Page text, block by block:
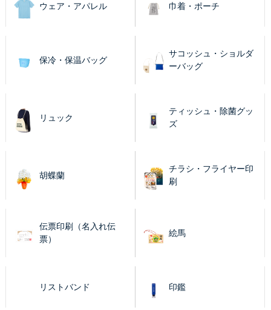
ウェア・アパレル 巾着・ポーチ
保冷・保温バッグ
サコッシュ・ショルダ
ーバッグ
リュック
ティッシュ・除菌グッ
ズ
胡蝶蘭
チラシ・フライヤー印
刷
伝票印刷（名入れ伝
票）
絵馬
リストバンド 印鑑